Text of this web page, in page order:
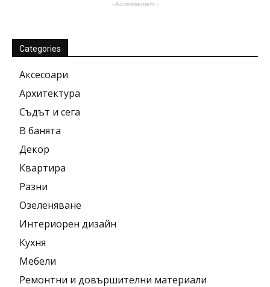
- Advertisement -
Categories
Аксесоари
Архитектура
Съдът и сега
В банята
Декор
Квартира
Разни
Озеленяване
Интериорен дизайн
Кухня
Мебели
Ремонтни и довършителни материали